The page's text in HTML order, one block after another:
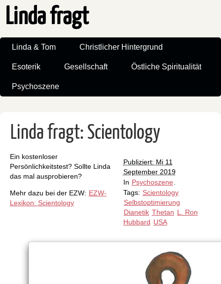
Linda fragt
Linda & Tom Christlicher Hintergrund
Esoterik Gesellschaft Östliche Spiritualität
Psychoszene
Linda fragt: Scientology
Publiziert: Mi 11
September 2019
In Psychoszene
Tags: Scientology
Selbstoptimierung
Dianetik Thetan L. Ron
Hubbard USA
Ein kostenloser
Persönlichkeitstest? Sollte Linda
das mal ausprobieren?
Mehr dazu bei der EZW: EZW-
Lexikon: Scientology